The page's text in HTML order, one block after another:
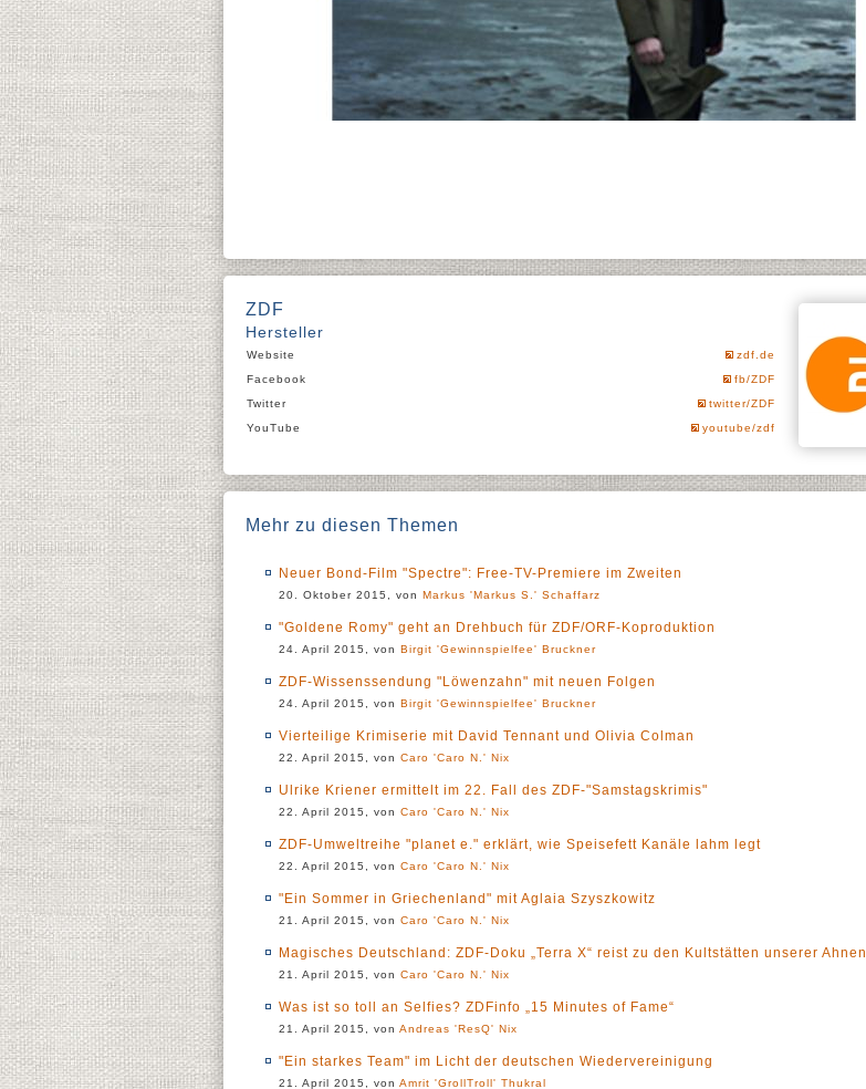
ZDF
Hersteller
Website
zdf.de
Facebook
fb/ZDF
Twitter
twitter/ZDF
YouTube
youtube/zdf
Mehr zu diesen Themen
Neuer Bond-Film "Spectre": Free-TV-Premiere im Zweiten
20. Oktober 2015, von Markus 'Markus S.' Schaffarz
"Goldene Romy" geht an Drehbuch für ZDF/ORF-Koproduktion
24. April 2015, von Birgit 'Gewinnspielfee' Bruckner
ZDF-Wissenssendung "Löwenzahn" mit neuen Folgen
24. April 2015, von Birgit 'Gewinnspielfee' Bruckner
Vierteilige Krimiserie mit David Tennant und Olivia Colman
22. April 2015, von Caro 'Caro N.' Nix
Ulrike Kriener ermittelt im 22. Fall des ZDF-"Samstagskrimis"
22. April 2015, von Caro 'Caro N.' Nix
ZDF-Umweltreihe "planet e." erklärt, wie Speisefett Kanäle lahm legt
22. April 2015, von Caro 'Caro N.' Nix
"Ein Sommer in Griechenland" mit Aglaia Szyszkowitz
21. April 2015, von Caro 'Caro N.' Nix
Magisches Deutschland: ZDF-Doku „Terra X“ reist zu den Kultstätten unserer Ahnen
21. April 2015, von Caro 'Caro N.' Nix
Was ist so toll an Selfies? ZDFinfo „15 Minutes of Fame“
21. April 2015, von Andreas 'ResQ' Nix
"Ein starkes Team" im Licht der deutschen Wiedervereinigung
21. April 2015, von Amrit 'GrollTroll' Thukral